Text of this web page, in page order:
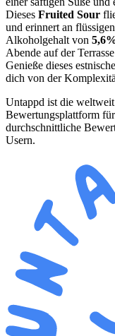
Dieses Fruited Sour
und erinnert an
Alkoholgehalt von
Abende auf der
Genieße dieses
dich von der
Untappd ist die weltweit
Bewertungsplattform
durchschnittliche
Usern.